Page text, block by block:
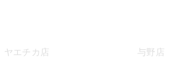
ヤエチカ店 与野店